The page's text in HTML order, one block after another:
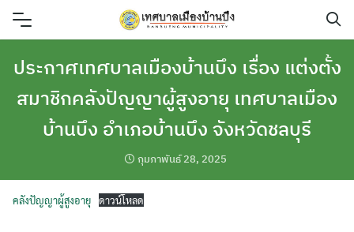
Skip
ประกาศเทศบาลเมืองบ้านบึง เรื่อง แต่งตั้ง
สมาชิกคลังปัญญาผู้สูงอายุ เทศบาลเมือง
บ้านบึง อำเภอบ้านบึง จังหวัดชลบุรี
กุมภาพันธ์ 28, 2025
คลังปัญญาผู้สูงอายุ ดาวน์โหลด